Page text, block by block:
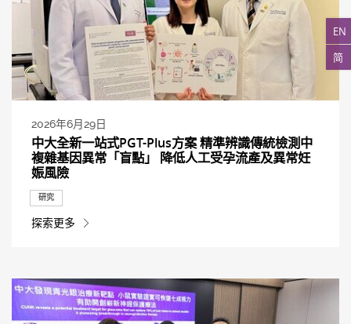
EN
简
2026年6月29日
中大全新一站式PGT-Plus方案 精準辨識傳統檢測中
複雜基因異常「盲點」 降低人工受孕流產及異常妊
娠風險
研究
探索更多